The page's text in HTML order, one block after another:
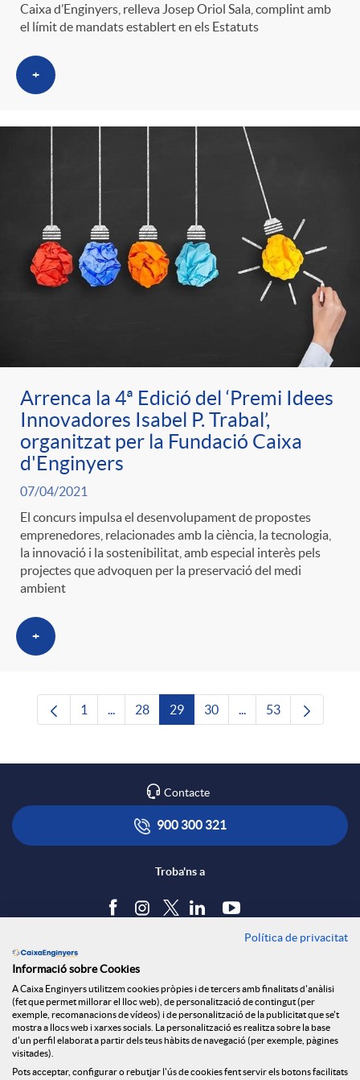
Caixa d’Enginyers, relleva Josep Oriol Sala, complint amb
el límit de mandats establert en els Estatuts
+
Arrenca la 4ª Edició del ‘Premi Idees
Innovadores Isabel P. Trabal’,
organitzat per la Fundació Caixa
d'Enginyers
07/04/2021
El concurs impulsa el desenvolupament de propostes
emprenedores, relacionades amb la ciència, la tecnologia,
la innovació i la sostenibilitat, amb especial interès pels
projectes que advoquen per la preservació del medi
ambient
+
Pàgina
1 ...Pàgines intermèdies Utilitzeu TAB per
Pàgina
28 Pàgina
29 Pàgina
30 ...Pàgines intermèdies
Pàgina
53
Contacte
900 300 321
Troba'ns a
Política de cookies
Avís legal
Seguretat Online
Canal denúncies
Política de privacitat
Informació sobre Cookies
A Caixa Enginyers utilitzem cookies pròpies i de tercers amb finalitats d'anàlisi
(fet que permet millorar el lloc web), de personalització de contingut (per
exemple, recomanacions de vídeos) i de personalització de la publicitat que se't
mostra a llocs web i xarxes socials. La personalització es realitza sobre la base
d'un perfil elaborat a partir dels teus hàbits de navegació (per exemple, pàgines
visitades).
Pots acceptar, configurar o rebutjar l'ús de cookies fent servir els botons facilitats